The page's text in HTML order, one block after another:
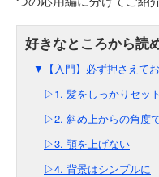
▼【入門】必ず押さえて
▷1. 髪をしっかりセッ
▷2. 斜め上からの角度
▷3. 顎を上げない
▷4. 背景はシンプルに